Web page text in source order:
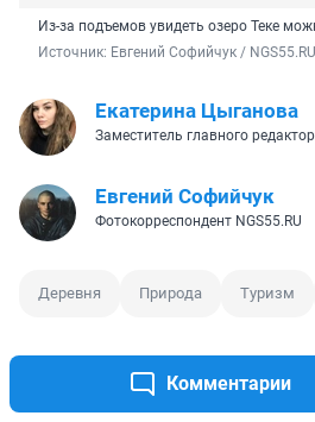
Комментарии
Из-за подъемов увидеть озеро Теке
Источник: Евгений Софийчук / NGS55.RU
Екатерина Цыганова
Заместитель главного
Евгений Софийчук
Фотокорреспондент NGS55.RU
Деревня Природа Туризм
0